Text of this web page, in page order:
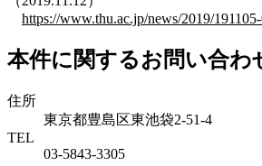
https://www.thu.ac.jp/news/2019/191105-
本件に関するお問い合わ
住所
東京都豊島区東池袋2-51-4
TEL
03-5843-3305